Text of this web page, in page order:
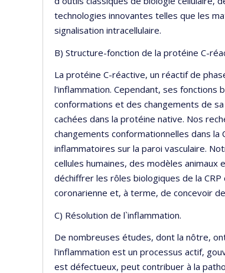
technologies innovantes telles que les
signalisation intracellulaire.
B) Structure-fonction de la protéine C-
La protéine C-réactive, un réactif de
l'inflammation. Cependant, ses fonctions
conformations et des changements de
cachées dans la protéine native. Nos
changements conformationnelles dans
inflammatoires sur la paroi vasculaire.
cellules humaines, des modèles
déchiffrer les rôles biologiques de la
coronarienne et, à terme, de concevoir
C) Résolution de l`inflammation.
De nombreuses études, dont la nôtre,
l'inflammation est un processus actif,
est défectueux, peut contribuer à la